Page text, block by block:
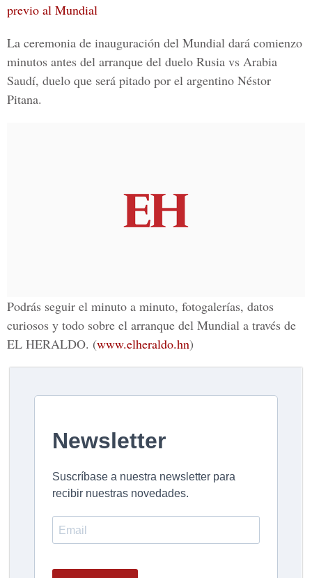
previo al Mundial
La ceremonia de inauguración del Mundial dará comienzo
minutos antes del arranque del duelo Rusia vs Arabia
Saudí, duelo que será pitado por el argentino Néstor
Pitana.
Podrás seguir el minuto a minuto, fotogalerías, datos
curiosos y todo sobre el arranque del Mundial a través de
EL HERALDO. (www.elheraldo.hn)